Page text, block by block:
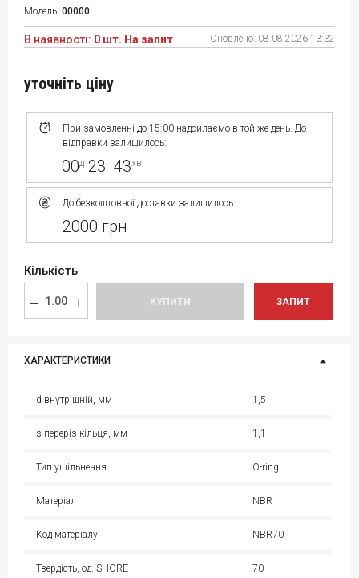
Модель: 00000
В наявності: 0 шт. На запит Оновлено: 08.08.2026 13:32
При замовленні до 15:00 надсилаємо в той же день. До
відправки залишилось:
00д 23г 43хв
До безкоштовної доставки залишилось:
2000 грн
уточніть ціну
Кількість
КУПИТИ ЗАПИТ
ХАРАКТЕРИСТИКИ
d внутрішній, мм 1,5
s переріз кільця, мм 1,1
Тип ущільнення O-ring
Матеріал NBR
Код матеріалу NBR70
Твердість, од. SHORE 70